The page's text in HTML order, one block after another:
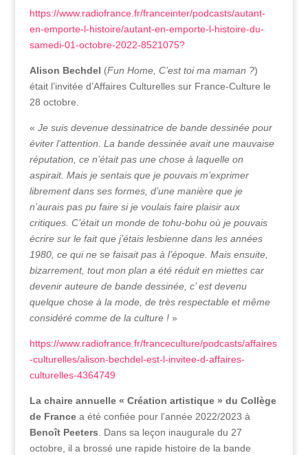
https://www.radiofrance.fr/franceinter/podcasts/autant-
en-emporte-l-histoire/autant-en-emporte-l-histoire-du-
samedi-01-octobre-2022-8521075?
Alison Bechdel (Fun Home, C’est toi ma maman ?)
était l’invitée d’Affaires Culturelles sur France-Culture le
28 octobre.
« Je suis devenue dessinatrice de bande dessinée pour
éviter l’attention. La bande dessinée avait une mauvaise
réputation, ce n’était pas une chose à laquelle on
aspirait. Mais je sentais que je pouvais m’exprimer
librement dans ses formes, d’une manière que je
n’aurais pas pu faire si je voulais faire plaisir aux
critiques. C’était un monde de tohu-bohu où je pouvais
écrire sur le fait que j’étais lesbienne dans les années
1980, ce qui ne se faisait pas à l’époque. Mais ensuite,
bizarrement, tout mon plan a été réduit en miettes car
devenir auteure de bande dessinée, c’ est devenu
quelque chose à la mode, de très respectable et même
considéré comme de la culture !»
https://www.radiofrance.fr/franceculture/podcasts/affaires
-culturelles/alison-bechdel-est-l-invitee-d-affaires-
culturelles-4364749
La chaire annuelle « Création artistique » du Collège
de France a été confiée pour l’année 2022/2023 à
Benoît Peeters . Dans sa leçon inaugurale du 27
octobre, il a brossé une rapide histoire de la bande